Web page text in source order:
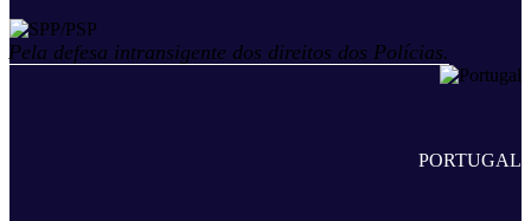
Pela defesa intransigente dos direitos dos Polícias.
PORTUGAL